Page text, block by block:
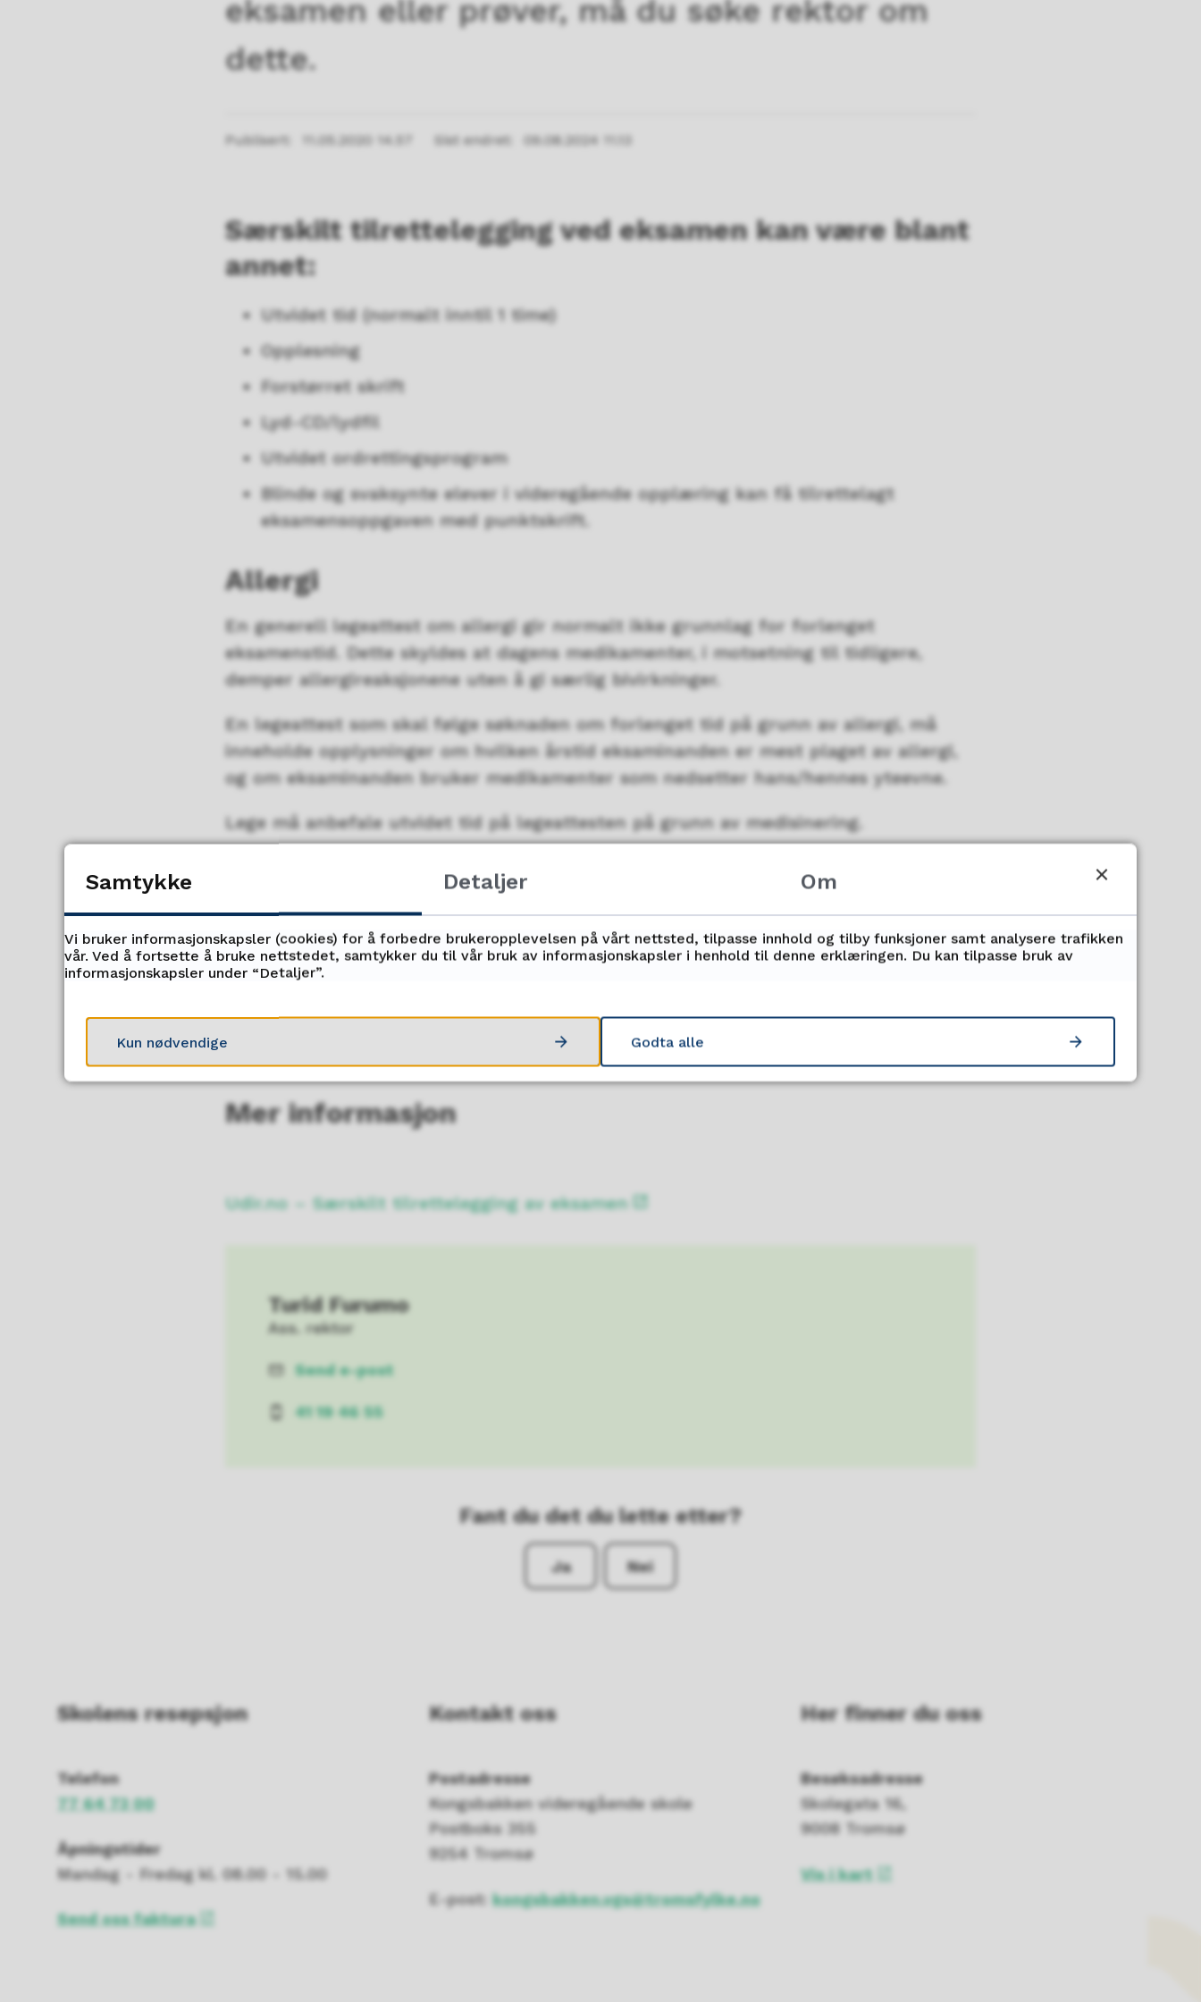
eksamen eller prøver, må du søke rektor om
dette.
Publisert 11.05.2020 14.57 Sist endret 09.08.2024 11.13
Særskilt tilrettelegging ved eksamen kan være blant
annet:
Utvidet tid (normalt inntil 1 time)
Opplesning
Forstørret skrift
Lyd-CD/lydfil
Utvidet ordrettingsprogram
Blinde og svaksynte elever i videregående opplæring kan få tilrettelagt
eksamensoppgaven med punktskrift.
Allergi
En generell legeattest om allergi gir normalt ikke grunnlag for forlenget
eksamenstid. Dette skyldes at dagens medikamenter, i motsetning til tidligere,
demper allergireaksjonene uten å gi særlig bivirkninger.
En legeattest som skal følge søknaden om forlenget tid på grunn av allergi, må
inneholde opplysninger om hvilken årstid eksaminanden er mest plaget av allergi,
og om eksaminanden bruker medikamenter som nedsetter hans/hennes yteevne.
Lege må anbefale utvidet tid på legeattesten på grunn av medisinering.
Manglende ferdigheter i norsk
Manglende ferdigheter i norsk gir ikke grunnlag for særskilt tilrettelegging av
eksamen.
behersker norsk skriftlig godt nok til å avlegge eksamen, er det ikke grunn for
særskilt tilrettelegging av eksamen.
Mer informasjon
Udir.no – Særskilt tilrettelegging av eksamen
Turid Furumo
Ass. rektor
E-
post
Send e-post
Mobil
41 19 46 55
Fant du det du lette etter?
Ja Nei
Skolens resepsjon
Telefon
77 64 73 00
Åpningstider
Mandag - Fredag kl. 08.00 - 15.00
Send oss faktura
Kontakt oss
Postadresse
Kongsbakken videregående skole
Postboks 355
9254 Tromsø
E-post:kongsbakken.vgs@tromsfylke.no
Her finner du oss
Besøksadresse
Skolegata 16,
9008 Tromsø
Vis i kart
Samtykke Detaljer Om
Vi bruker informasjonskapsler (cookies) for å forbedre brukeropplevelsen på vårt nettsted, tilpasse innhold og tilby funksjoner samt analysere trafikken
vår. Ved å fortsette å bruke nettstedet, samtykker du til vår bruk av informasjonskapsler i henhold til denne erklæringen. Du kan tilpasse bruk av
informasjonskapsler under “Detaljer”.
Kun nødvendige Godta alle